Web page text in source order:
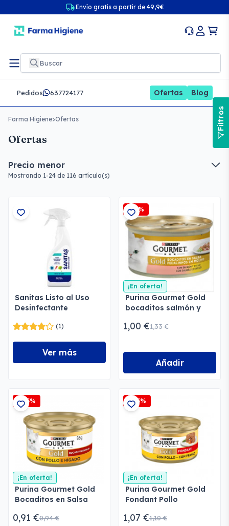
Envío gratis a partir de 49,9€
Pedidos 637724177 Ofertas Blog
Farma Higiene>Ofertas
Ofertas
Precio menor
Mostrando 1-24 de 116 artículo(s)
Sanitas Listo al Uso
Desinfectante
(1)
Ver más
-25%
¡En oferta!
Purina Gourmet Gold
bocaditos salmón y
1,00 €1,33 €
Añadir
-2,5%
¡En oferta!
Purina Gourmet Gold
Bocaditos en Salsa
0,91 €0,94 €
-2,5%
¡En oferta!
Purina Gourmet Gold
Fondant Pollo
1,07 €1,10 €
Filtros